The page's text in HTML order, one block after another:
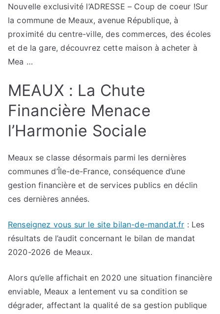
Nouvelle exclusivité l’ADRESSE – Coup de coeur !Sur
la commune de Meaux, avenue République, à
proximité du centre-ville, des commerces, des écoles
et de la gare, découvrez cette maison à acheter à
Mea …
MEAUX : La Chute
Financière Menace
l’Harmonie Sociale
Meaux se classe désormais parmi les dernières
communes d’Île-de-France, conséquence d’une
gestion financière et de services publics en déclin
ces dernières années.
Renseignez vous sur le site bilan-de-mandat.fr : Les
résultats de l’audit concernant le bilan de mandat
2020-2026 de Meaux.
Alors qu’elle affichait en 2020 une situation financière
enviable, Meaux a lentement vu sa condition se
dégrader, affectant la qualité de sa gestion publique